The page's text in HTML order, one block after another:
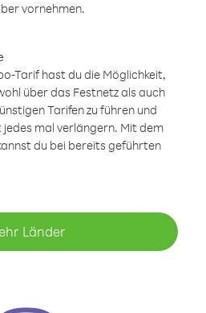
vornehmen.
Tarif hast du die Möglichkeit,
über das Festnetz als auch
Tarifen zu führen und
mal verlängern. Mit dem
du bei bereits geführten
Länder